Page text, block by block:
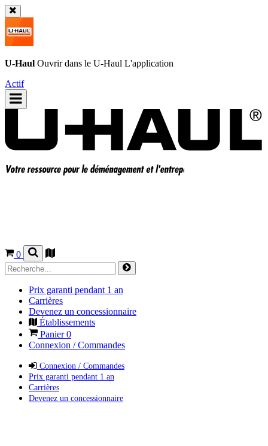
U-Haul Ouvrir dans le U-Haul L'application
Actif
0
Prix garanti pendant 1 an
Carrières
Devenez un concessionnaire
Établissements
Panier0
Connexion / Commandes
Connexion / Commandes
Prix garanti pendant 1 an
Carrières
Devenez un concessionnaire